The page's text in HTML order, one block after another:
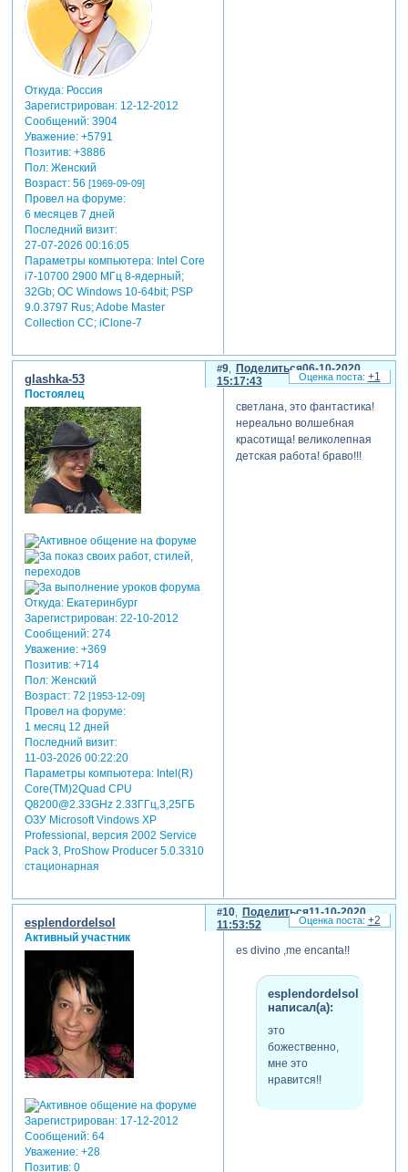
Откуда:Россия
Зарегистрирован: 12-12-2012
Сообщений:3904
Уважение: +5791
Позитив: +3886
Пол:Женский
Возраст:56 [1969-09-09]
Провел на форуме:
6 месяцев 7 дней
Последний визит:
27-07-2026 00:16:05
Параметры компьютера:Intel Core
i7-10700 2900 МГц 8-ядерный;
32Gb; ОС Windows 10-64bit; PSP
9.0.3797 Rus; Adobe Master
Collection СС; iClone-7
Поделиться
9
06-10-2020
15:17:43
glashka-53
Постоялец
Откуда:Екатеринбург
Зарегистрирован: 22-10-2012
Сообщений:274
Уважение: +369
Позитив: +714
Пол:Женский
Возраст:72 [1953-12-09]
Провел на форуме:
1 месяц 12 дней
Последний визит:
11-03-2026 00:22:20
Параметры компьютера:Intel(R)
Core(TM)2Quad CPU
Q8200@2.33GHz 2.33ГГц,3,25ГБ
ОЗУ Microsoft Vindows XP
Professional, версия 2002 Service
Pack 3, ProShow Producer 5.0.3310
стационарная
светлана, это фантастика!
нереально волшебная
красотища! великолепная
детская работа! браво!!!
+1
Поделиться
10
11-10-2020
11:53:52
esplendordelsol
Активный участник
Зарегистрирован: 17-12-2012
Сообщений:64
Уважение: +28
Позитив: 0
es divino ,me encanta!!
esplendordelsol
написал(а):
это
божественно,
мне это
нравится!!
+2